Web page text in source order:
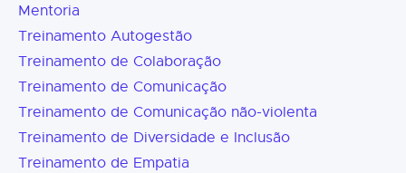
Mentoria
Treinamento Autogestão
Treinamento de Colaboração
Treinamento de Comunicação
Treinamento de Comunicação não-violenta
Treinamento de Diversidade e Inclusão
Treinamento de Empatia